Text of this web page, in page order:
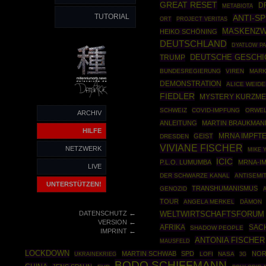
TUTORIAL
ARCHIV
HILFE
NETZWERK
LIVE
UNTERSTÜTZEN!
DATENSCHUTZ←
VERSION ←
IMPRINT←
GREAT RESET METABIOTA
ORT PROJECT VERITAS ANTI-
HEIKO SCHÖNING
DEUTSCHLAND DYATLOW
TRUMP DEUTSCHE
BUNDESREGIERUNG VIREN
DEMONSTRATION ALICE
FIEDLER MYSTERY
SCHWEIZ COVID-IMPFUNG
ANLEITUNG MARTIN
DRESDEN GEIST MRNA
VIVIANE FISCHER MIKE
P.L.O. LUMUMBA ICIC MRNA-
DER SCHWARZE KANAL
GENOZID
TRANSHUMANISMUS
TOUR ANGELA MERKEL DÄMON
WELTWIRTSCHAFTSFORUM
AFRIKA
SHADOW PEOPLE
MAUSFELD ANTONIA FISCHER
LOCKDOWN UKRAINEKRIEG MARTIN SCHWAB SPD LOFI NASA 3G